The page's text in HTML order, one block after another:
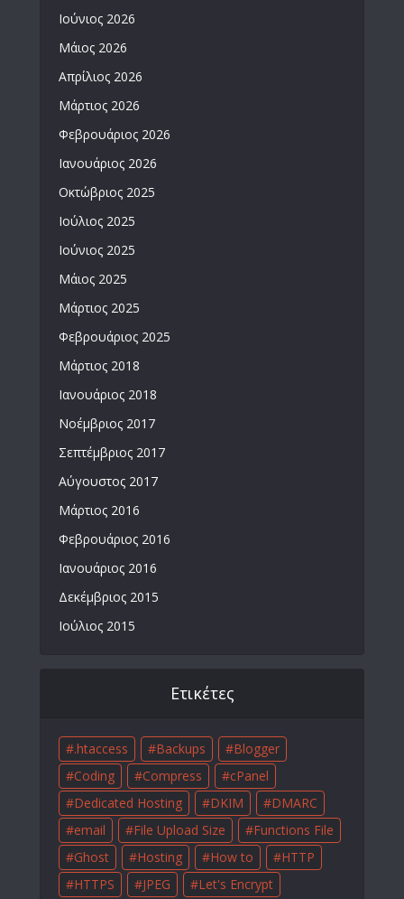
Ιούνιος 2026
Μάιος 2026
Απρίλιος 2026
Μάρτιος 2026
Φεβρουάριος 2026
Ιανουάριος 2026
Οκτώβριος 2025
Ιούλιος 2025
Ιούνιος 2025
Μάιος 2025
Μάρτιος 2025
Φεβρουάριος 2025
Μάρτιος 2018
Ιανουάριος 2018
Νοέμβριος 2017
Σεπτέμβριος 2017
Αύγουστος 2017
Μάρτιος 2016
Φεβρουάριος 2016
Ιανουάριος 2016
Δεκέμβριος 2015
Ιούλιος 2015
Ετικέτες
.htaccess Backups
Blogger
Coding
Compress
cPanel
Dedicated Hosting
DKIM
DMARC
email
File Upload Size
Functions File
Ghost
Hosting How to
HTTP
HTTPS
JPEG Let's Encrypt